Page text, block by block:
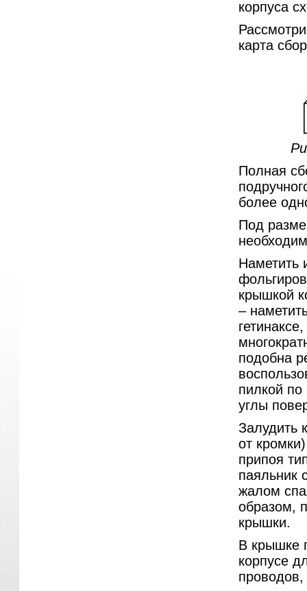
корпуса
карта
Полная
более
Под
Наметить
крышкой
–
подобна
пилкой по
углы
Залудить
от
припоя
паяльник
жалом
образом,
крышки.
В крышке
корпусе
проводов,